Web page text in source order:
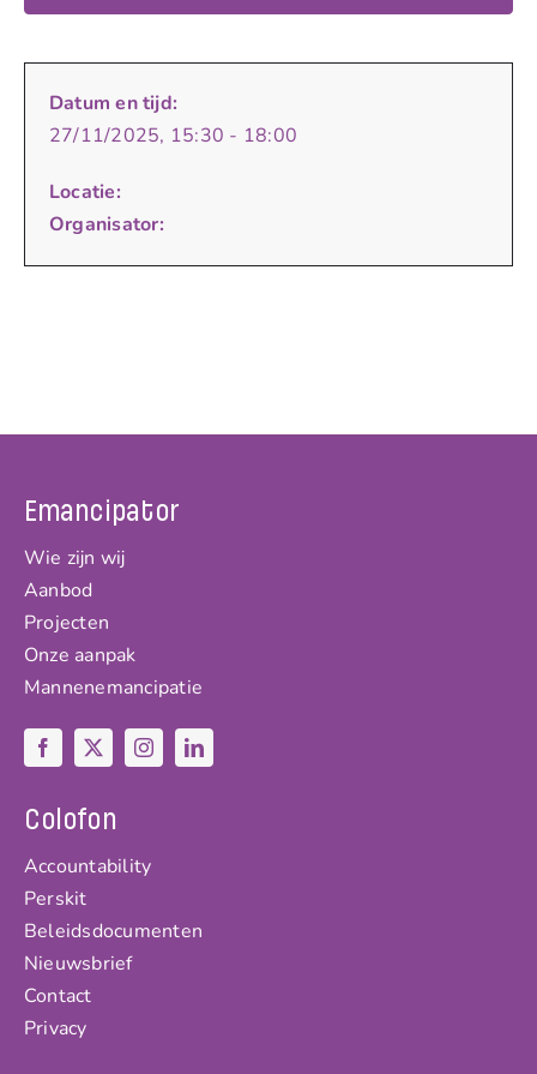
Datum en tijd:
27/11/2025, 15:30 - 18:00
Locatie:
Organisator:
Emancipator
Wie zijn wij
Aanbod
Projecten
Onze aanpak
Mannenemancipatie
Colofon
Accountability
Perskit
Beleidsdocumenten
Nieuwsbrief
Contact
Privacy